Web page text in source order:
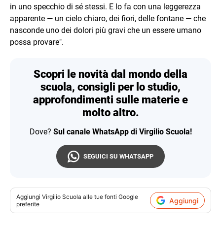
in uno specchio di sé stessi. E lo fa con una leggerezza
apparente — un cielo chiaro, dei fiori, delle fontane — che
nasconde uno dei dolori più gravi che un essere umano
possa provare".
Scopri le novità dal mondo della
scuola, consigli per lo studio,
approfondimenti sulle materie e
molto altro.
Dove? Sul canale WhatsApp di Virgilio Scuola!
SEGUICI SU WHATSAPP
Aggiungi Virgilio Scuola alle tue fonti Google
preferite
Aggiungi